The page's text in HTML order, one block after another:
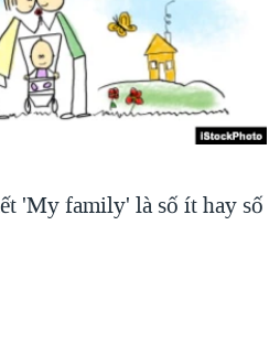
TẠI DẢI GAZA
ĐƯỜNG
HẠ 'BÊN THẮNG CUỘC'
NAY
Ở VIỆT NAM
'My family' là số ít hay số